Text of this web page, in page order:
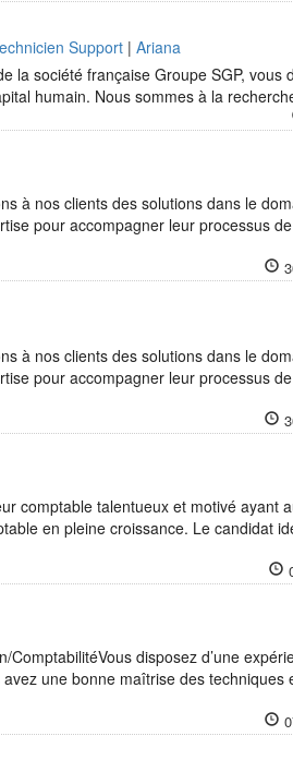
Support |Ariana
la société française Groupe SGP, vous
humain. Nous sommes à la
à nos clients des solutions dans le
pour accompagner leur processus
à nos clients des solutions dans le
pour accompagner leur processus
comptable talentueux et motivé ayant
en pleine croissance. Le candidat
disposez d’une
une bonne maîtrise des techniques